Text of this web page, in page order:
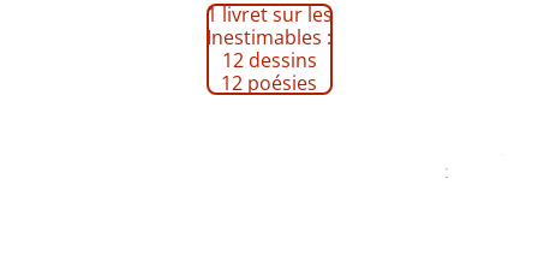
1 livret sur les
Inestimables :
12 dessins
12 poésies